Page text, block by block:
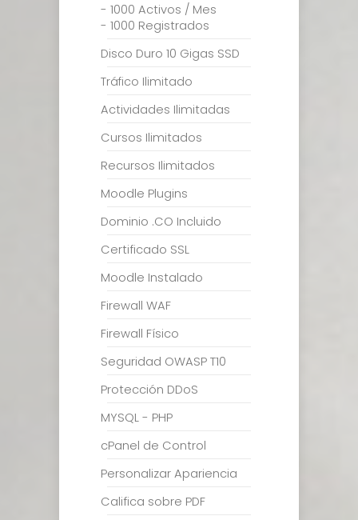
- 1000 Activos / Mes
- 1000 Registrados
Disco Duro 10 Gigas SSD
Tráfico Ilimitado
Actividades Ilimitadas
Cursos Ilimitados
Recursos Ilimitados
Moodle Plugins
Dominio .CO Incluido
Certificado SSL
Moodle Instalado
Firewall WAF
Firewall Físico
Seguridad OWASP T10
Protección DDoS
MYSQL - PHP
cPanel de Control
Personalizar Apariencia
Califica sobre PDF